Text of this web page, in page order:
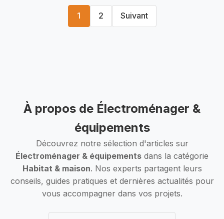
1 2 Suivant
À propos de Électroménager &
équipements
Découvrez notre sélection d'articles sur
Électroménager & équipements dans la catégorie
Habitat & maison. Nos experts partagent leurs
conseils, guides pratiques et dernières actualités pour
vous accompagner dans vos projets.